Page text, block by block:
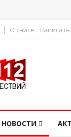
О сайте
НОВОСТИ